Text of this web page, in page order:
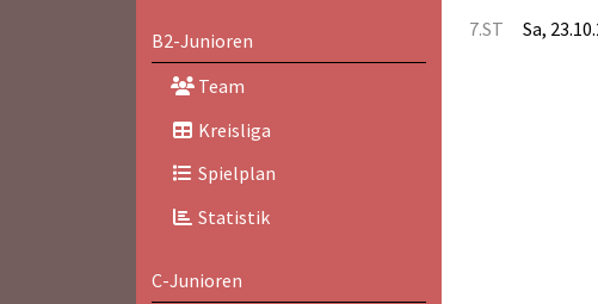
B2-Junioren
Team
Kreisliga
Spielplan
Statistik
C-Junioren
7.ST Sa,